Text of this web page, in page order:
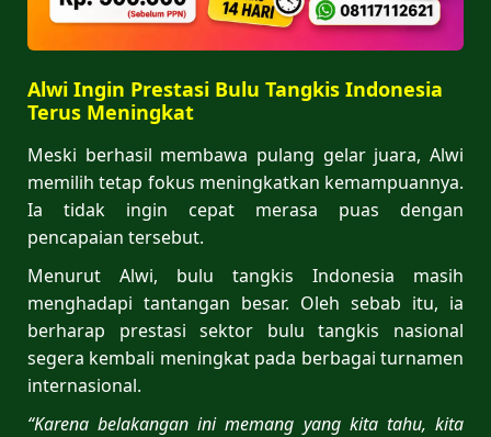
Alwi Ingin Prestasi Bulu Tangkis Indonesia
Terus Meningkat
Meski berhasil membawa pulang gelar juara, Alwi
memilih tetap fokus meningkatkan kemampuannya.
Ia tidak ingin cepat merasa puas dengan
pencapaian tersebut.
Menurut Alwi, bulu tangkis Indonesia masih
menghadapi tantangan besar. Oleh sebab itu, ia
berharap prestasi sektor bulu tangkis nasional
segera kembali meningkat pada berbagai turnamen
internasional.
“Karena belakangan ini memang yang kita tahu, kita